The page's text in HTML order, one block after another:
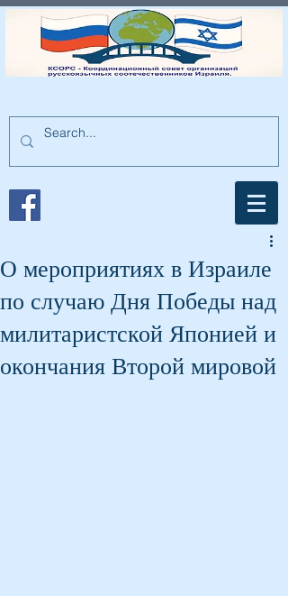
О мероприятиях в Израиле
по случаю Дня Победы над
милитаристской Японией и
окончания Второй мировой